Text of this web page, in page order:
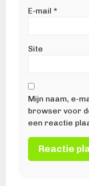
E-mail *
Site
Mijn naam, e-
browser voor
een reactie